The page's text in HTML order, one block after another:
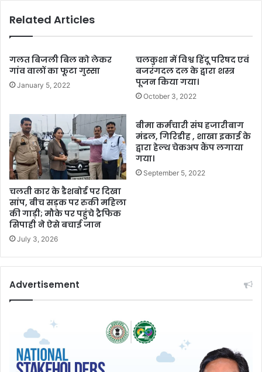
Related Articles
गलत बिजली बिल को लेकर
गांव वालों का फूटा गुस्सा
January 5, 2022
चलकुशा में विश्व हिंदू परिषद एवं
बजरंगदल दल के द्वारा शस्त्र
पूजन किया गया।
October 3, 2022
चलती कार के डैशबोर्ड पर दिखा
सांप, बीच सड़क पर रुकी महिला
की गाड़ी; मौके पर पहुंचे ट्रैफिक
सिपाही ने ऐसे बचाई जान
July 3, 2026
बीमा कर्मचारी संघ हजारीबाग
मंडल, गिरिडीह , शाखा इकाई के
द्वारा हेल्थ चेकअप कैंप लगाया
गया।
September 5, 2022
Advertisement